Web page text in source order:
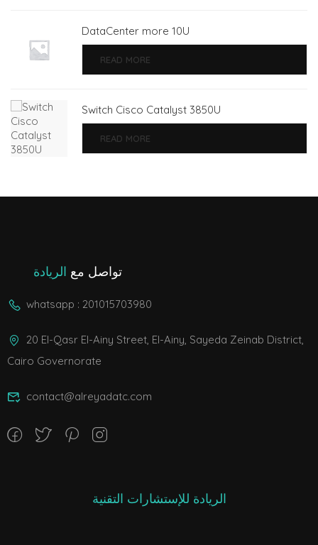
DataCenter more 10U
READ MORE
Switch Cisco Catalyst 3850U
READ MORE
تواصل مع الريادة
whatsapp : 201015703980
20 El-Qasr El-Ainy Street, El-Ainy, Sayeda Zeinab District,
Cairo Governorate
contact@alreyadatc.com
الريادة للإستشارات التقنية